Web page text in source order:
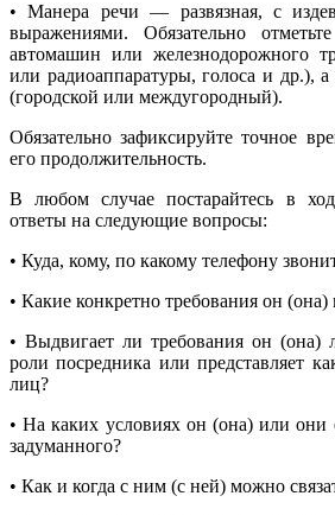
• Манера речи — развязная, с
выражениями. Обязательно
автомашин или железнодорожного
или радиоаппаратуры, голоса и др.), а
(городской или междугородный).
Обязательно зафиксируйте точное
его продолжительность.
В любом случае постарайтесь в
ответы на следующие вопросы:
• Куда, кому, по какому телефону
• Какие конкретно требования он (она)
• Выдвигает ли требования он (она)
роли посредника или представляет
лиц?
• На каких условиях он (она) или они
задуманного?
• Как и когда с ним (с ней) можно